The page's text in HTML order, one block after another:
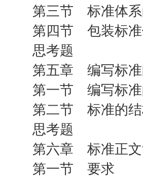
第三节 标准体系
第四节 包装标准
思考题
第五章 编写标准
第一节 编写标准
第二节 标准的结
思考题
第六章 标准正文
第一节 要求